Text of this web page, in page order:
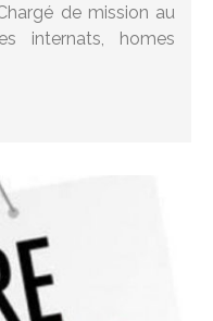
de mission au
internats, homes